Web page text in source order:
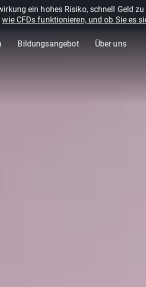
ein hohes Risiko, schnell Geld zu
wie CFDs funktionieren, und ob Sie es
Bildungsangebot Über uns